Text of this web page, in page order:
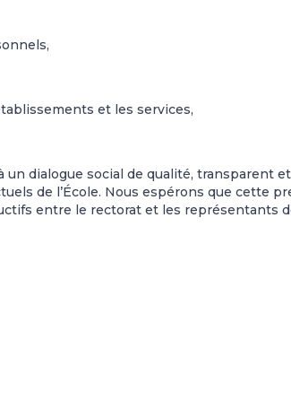
et les services,
un dialogue social de qualité, transparent
de l’École. Nous espérons que cette
entre le rectorat et les représentants